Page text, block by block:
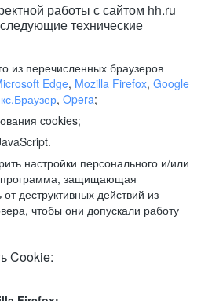
работы с сайтом hh.ru
технические
из перечисленных браузеров
Edge, Mozilla Firefox, Google
, Opera;
cookies;
настройки персонального и/или
защищающая
деструктивных действий из
чтобы они допускали работу
Cookie: